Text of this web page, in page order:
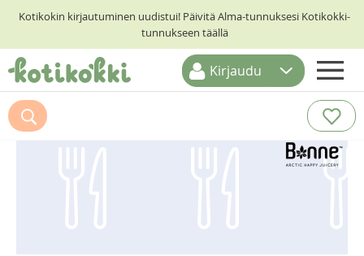
Kotikokin kirjautuminen uudistui! Päivitä Alma-tunnuksesi Kotikokki-
tunnukseen täällä
ETUSIVU
RESEPTIHAKU
Kirjaudu
Suosittelemme myös